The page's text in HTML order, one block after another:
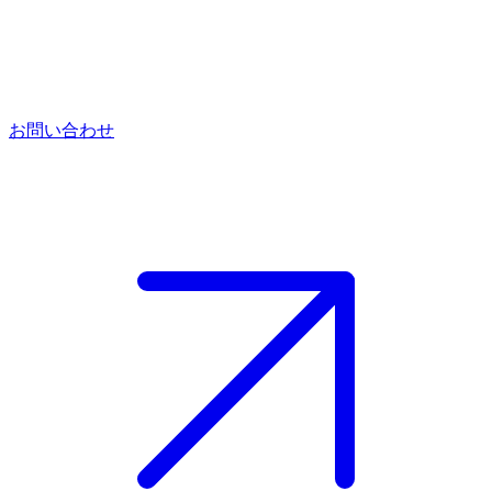
お問い合わせ